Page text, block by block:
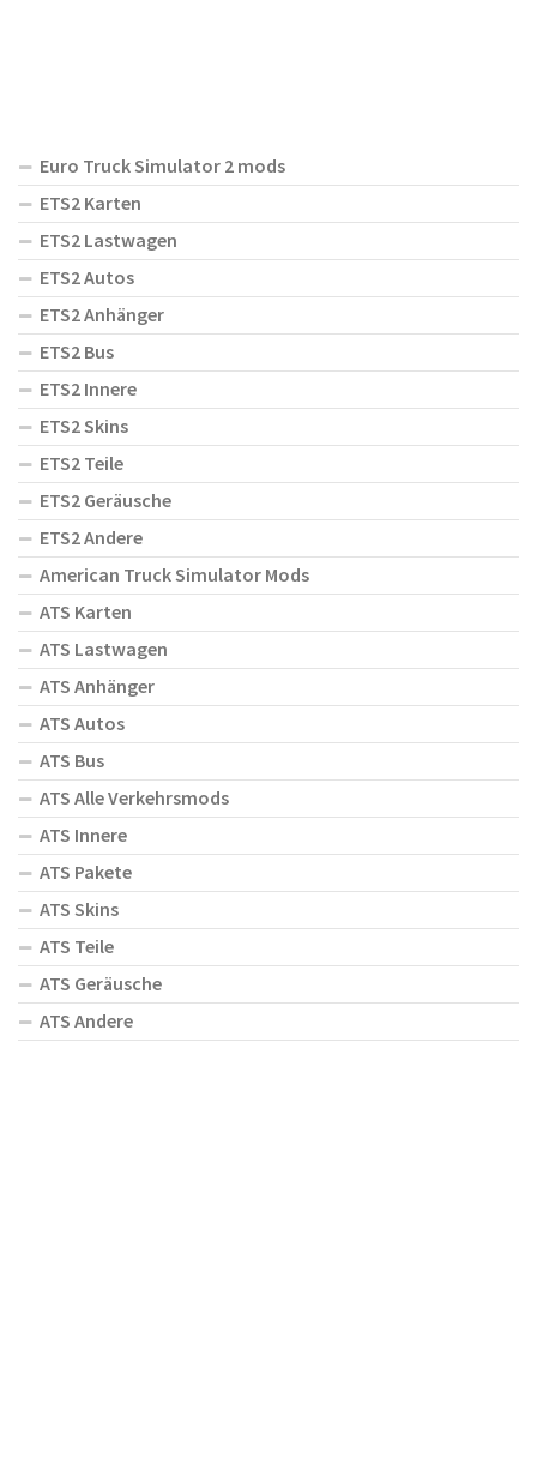
Euro Truck Simulator 2 mods
ETS2 Karten
ETS2 Lastwagen
ETS2 Autos
ETS2 Anhänger
ETS2 Bus
ETS2 Innere
ETS2 Skins
ETS2 Teile
ETS2 Geräusche
ETS2 Andere
American Truck Simulator Mods
ATS Karten
ATS Lastwagen
ATS Anhänger
ATS Autos
ATS Bus
ATS Alle Verkehrsmods
ATS Innere
ATS Pakete
ATS Skins
ATS Teile
ATS Geräusche
ATS Andere